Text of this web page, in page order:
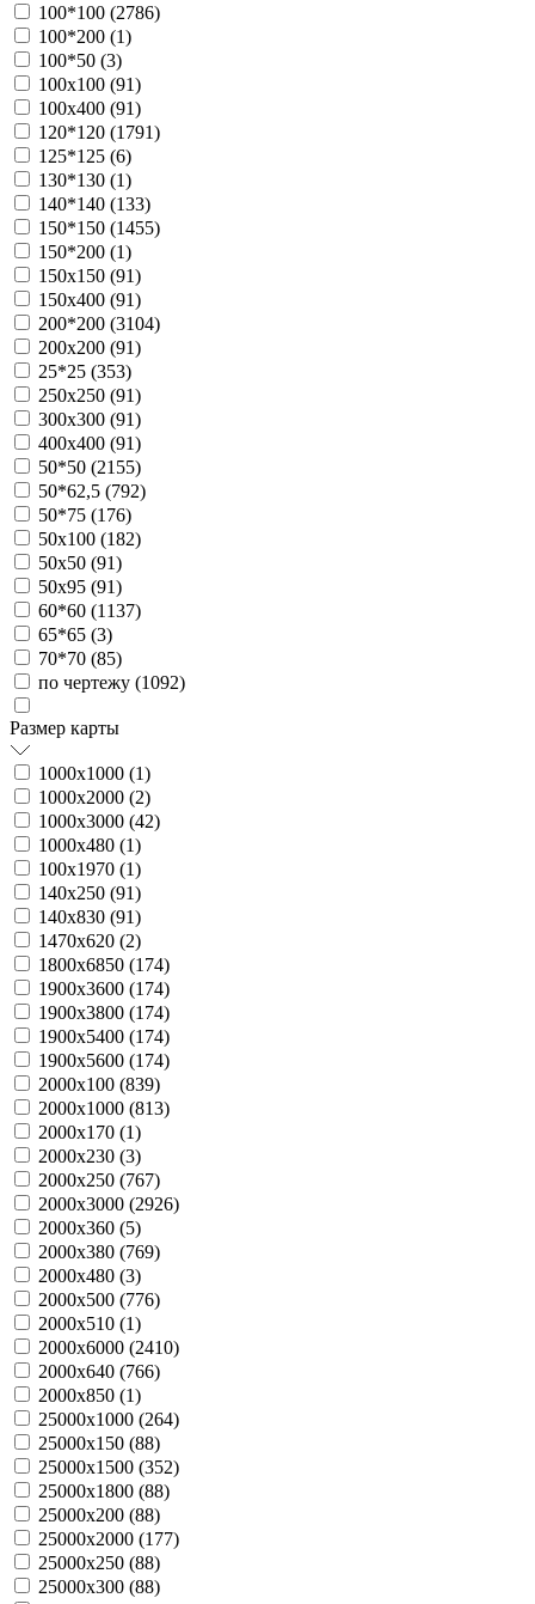
100*100 (2786)
100*200 (1)
100*50 (3)
100х100 (91)
100х400 (91)
120*120 (1791)
125*125 (6)
130*130 (1)
140*140 (133)
150*150 (1455)
150*200 (1)
150х150 (91)
150х400 (91)
200*200 (3104)
200х200 (91)
25*25 (353)
250х250 (91)
300х300 (91)
400х400 (91)
50*50 (2155)
50*62,5 (792)
50*75 (176)
50х100 (182)
50х50 (91)
50х95 (91)
60*60 (1137)
65*65 (3)
70*70 (85)
по чертежу (1092)
Размер карты
1000х1000 (1)
1000х2000 (2)
1000х3000 (42)
1000х480 (1)
100х1970 (1)
140х250 (91)
140х830 (91)
1470х620 (2)
1800х6850 (174)
1900х3600 (174)
1900х3800 (174)
1900х5400 (174)
1900х5600 (174)
2000х100 (839)
2000х1000 (813)
2000х170 (1)
2000х230 (3)
2000х250 (767)
2000х3000 (2926)
2000х360 (5)
2000х380 (769)
2000х480 (3)
2000х500 (776)
2000х510 (1)
2000х6000 (2410)
2000х640 (766)
2000х850 (1)
25000х1000 (264)
25000х150 (88)
25000х1500 (352)
25000х1800 (88)
25000х200 (88)
25000х2000 (177)
25000х250 (88)
25000х300 (88)